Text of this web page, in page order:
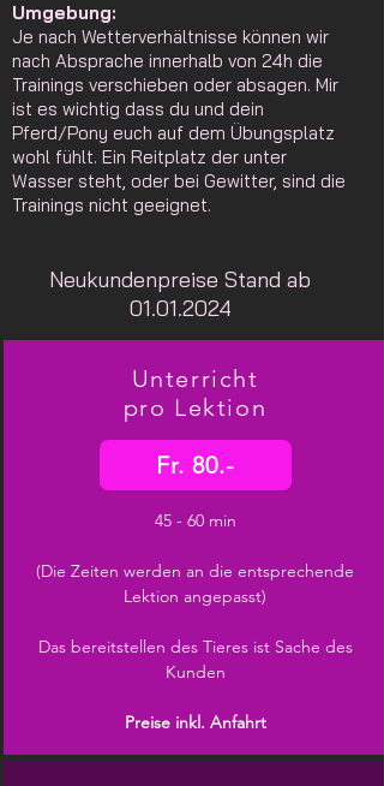
Umgebung:
Je nach Wetterverhältnisse können wir
nach Absprache innerhalb von 24h die
Trainings verschieben oder absagen. Mir
ist es wichtig dass du und dein
Pferd/Pony euch auf dem Übungsplatz
wohl fühlt. Ein Reitplatz der unter
Wasser steht, oder bei Gewitter, sind die
Trainings nicht geeignet.
Neukundenpreise Stand ab
01.01.2024
Unterricht
pro Lektion
Fr. 80.-
45 - 60 min
(Die Zeiten werden an die entsprechende
Lektion angepasst)
Das bereitstellen des Tieres ist Sache des
Kunden
Preise inkl. Anfahrt